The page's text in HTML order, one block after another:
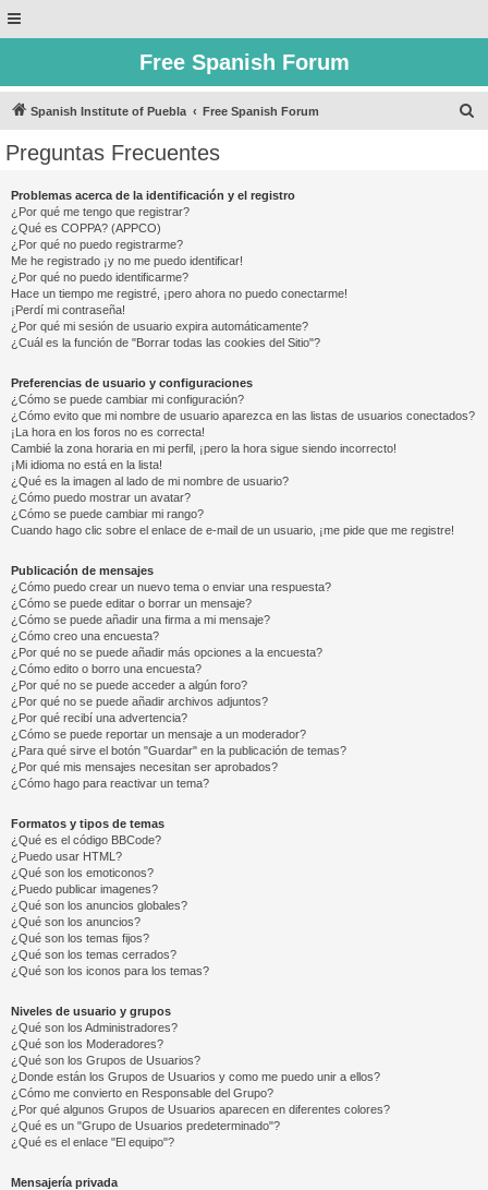
Free Spanish Forum
Spanish Institute of Puebla Free Spanish Forum
Preguntas Frecuentes
Problemas acerca de la identificación y el registro
¿Por qué me tengo que registrar?
¿Qué es COPPA? (APPCO)
¿Por qué no puedo registrarme?
Me he registrado ¡y no me puedo identificar!
¿Por qué no puedo identificarme?
Hace un tiempo me registré, ¡pero ahora no puedo conectarme!
¡Perdí mi contraseña!
¿Por qué mi sesión de usuario expira automáticamente?
¿Cuál es la función de "Borrar todas las cookies del Sitio"?
Preferencias de usuario y configuraciones
¿Cómo se puede cambiar mi configuración?
¿Cómo evito que mi nombre de usuario aparezca en las listas de usuarios conectados?
¡La hora en los foros no es correcta!
Cambié la zona horaria en mi perfil, ¡pero la hora sigue siendo incorrecto!
¡Mi idioma no está en la lista!
¿Qué es la imagen al lado de mi nombre de usuario?
¿Cómo puedo mostrar un avatar?
¿Cómo se puede cambiar mi rango?
Cuando hago clic sobre el enlace de e-mail de un usuario, ¡me pide que me registre!
Publicación de mensajes
¿Cómo puedo crear un nuevo tema o enviar una respuesta?
¿Cómo se puede editar o borrar un mensaje?
¿Cómo se puede añadir una firma a mi mensaje?
¿Cómo creo una encuesta?
¿Por qué no se puede añadir más opciones a la encuesta?
¿Cómo edito o borro una encuesta?
¿Por qué no se puede acceder a algún foro?
¿Por qué no se puede añadir archivos adjuntos?
¿Por qué recibí una advertencia?
¿Cómo se puede reportar un mensaje a un moderador?
¿Para qué sirve el botón "Guardar" en la publicación de temas?
¿Por qué mis mensajes necesitan ser aprobados?
¿Cómo hago para reactivar un tema?
Formatos y tipos de temas
¿Qué es el código BBCode?
¿Puedo usar HTML?
¿Qué son los emoticonos?
¿Puedo publicar imagenes?
¿Qué son los anuncios globales?
¿Qué son los anuncios?
¿Qué son los temas fijos?
¿Qué son los temas cerrados?
¿Qué son los iconos para los temas?
Niveles de usuario y grupos
¿Qué son los Administradores?
¿Qué son los Moderadores?
¿Qué son los Grupos de Usuarios?
¿Donde están los Grupos de Usuarios y como me puedo unir a ellos?
¿Cómo me convierto en Responsable del Grupo?
¿Por qué algunos Grupos de Usuarios aparecen en diferentes colores?
¿Qué es un "Grupo de Usuarios predeterminado"?
¿Qué es el enlace "El equipo"?
Mensajería privada